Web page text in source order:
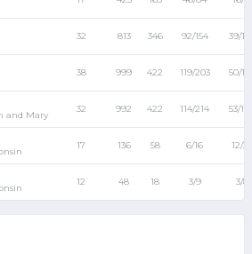
32 813 346 92/154 39/
38 999 422 119/203 50/
and Mary
32 992 422 114/214 53/
17 136 58 6/16 12/23
12 48 18 3/9 3/8